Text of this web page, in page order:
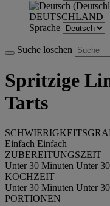
DEUTSCHLAND
Sprache
Suche löschen
Spritzige
Tarts
Einfach Einfach
ZUBEREITUNGSZEIT
Unter 30 Minuten Unter
KOCHZEIT
Unter 30 Minuten Unter
PORTIONEN